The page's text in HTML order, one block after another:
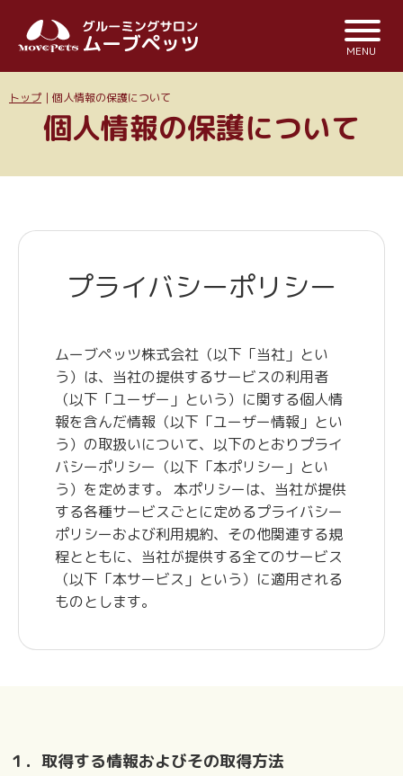
MENU
トップ ｜個人情報の保護について
個人情報の保護について
プライバシーポリシー
ムーブペッツ株式会社（以下「当社」とい
う）は、当社の提供するサービスの利用者
（以下「ユーザー」という）に関する個人情
報を含んだ情報（以下「ユーザー情報」とい
う）の取扱いについて、以下のとおりプライ
バシーポリシー（以下「本ポリシー」とい
う）を定めます。 本ポリシーは、当社が提供
する各種サービスごとに定めるプライバシー
ポリシーおよび利用規約、その他関連する規
程とともに、当社が提供する全てのサービス
（以下「本サービス」という）に適用される
ものとします。
１．取得する情報およびその取得方法